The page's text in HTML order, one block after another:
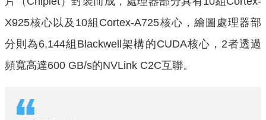
X925核心以及10組Cortex-A725核心，繪圖處理器部
分則為6,144組Blackwell架構的CUDA核心，2者透過
頻寬高達600 GB/s的NVLink C2C互聯。